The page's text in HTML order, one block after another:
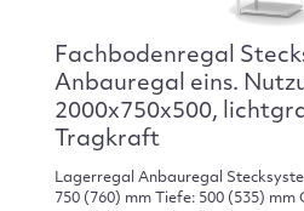
Fachbodenregal
Anbauregal eins.
2000x750x500,
Tragkraft
Lagerregal Anbauregal
750 (760) mm Tiefe: 500 (535) mm